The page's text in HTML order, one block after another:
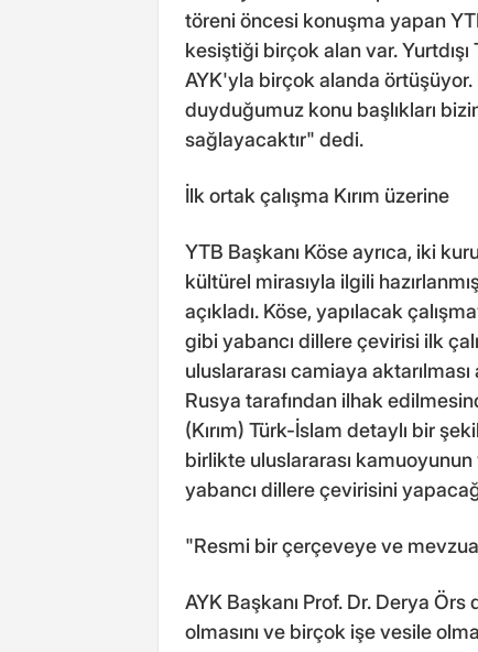
töreni öncesi konuşma yapan
kesiştiği birçok alan var.
AYK'yla birçok alanda
duyduğumuz konu başlıkları
sağlayacaktır" dedi.
İlk ortak çalışma Kırım üzerine
YTB Başkanı Köse ayrıca, iki
kültürel mirasıyla ilgili
açıkladı. Köse, yapılacak
gibi yabancı dillere çevirisi ilk
uluslararası camiaya aktarılması
Rusya tarafından ilhak
(Kırım) Türk-İslam detaylı bir
birlikte uluslararası
yabancı dillere çevirisini
"Resmi bir çerçeveye ve
AYK Başkanı Prof. Dr. Derya
olmasını ve birçok işe vesile